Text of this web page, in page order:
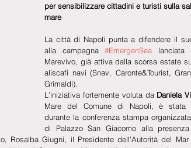
per sensibilizzare cittadini e turisti sulla
mare
La città di Napoli punta a difendere il
alla campagna #EmergenSea lanciata
Marevivo, già attiva dalla scorsa estate
aliscafi navi (Snav, Caronte&Tourist,
Grimaldi).
L’iniziativa fortemente voluta da Daniela
Mare del Comune di Napoli, è stata
durante la conferenza stampa
di Palazzo San Giacomo alla
Giugni, il Presidente dell’Autorità del Mar